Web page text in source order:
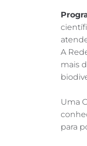
A
mais
Uma
para